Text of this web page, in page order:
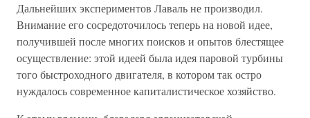
Дальнейших экспериментов Лаваль не производил.
Внимание его сосредоточилось теперь на новой идее,
получившей после многих поисков и опытов блестящее
осуществление: этой идеей была идея паровой турбины
того быстроходного двигателя, в котором так остро
нуждалось современное капиталистическое хозяйство.